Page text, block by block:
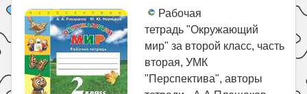
Рабочая
тетрадь "Окружающий
мир" за второй класс, часть
вторая, УМК
"Перспектива", авторы